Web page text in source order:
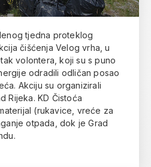
tjedna proteklog
čišćenja Velog vrha, u
volontera, koji su s puno
odradili odličan posao
Akciju su organizirali
Rijeka. KD Čistoća
(rukavice, vreće za
otpada, dok je Grad